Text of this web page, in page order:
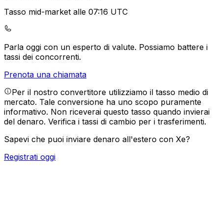
Tasso mid-market alle 07:16 UTC
Parla oggi con un esperto di valute. Possiamo battere i
tassi dei concorrenti.
Prenota una chiamata
Per il nostro convertitore utilizziamo il tasso medio di
mercato. Tale conversione ha uno scopo puramente
informativo. Non riceverai questo tasso quando invierai
del denaro. Verifica i tassi di cambio per i trasferimenti.
Sapevi che puoi inviare denaro all'estero con Xe?
Registrati oggi